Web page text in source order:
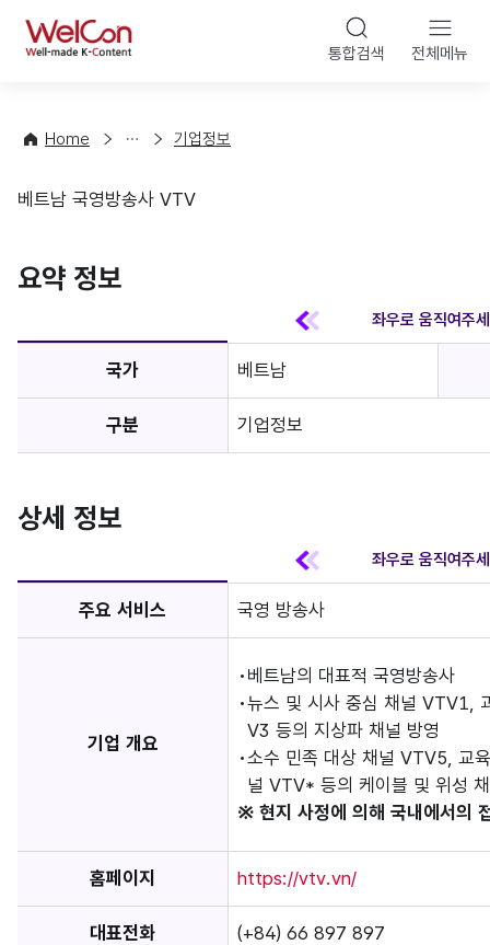
WelCon 통합검색 전체메뉴
Home
컨
팅
해
기
정
기업정보
기업정보
베트남 국영방송사 VTV
요약 정보
국가 베트남
구분 기업정보
상세 정보
주요 서비스 국영 방송사
기업 개요
베트남의 대표적 국영방송사
뉴스 및 시사 중심 채널 VTV1,
V3 등의 지상파 채널 방영
소수 민족 대상 채널 VTV5, 교
널 VTV* 등의 케이블 및 위성
※ 현지 사정에 의해 국내에서의
홈페이지 https://vtv.vn/
대표전화 (+84) 66 897 897